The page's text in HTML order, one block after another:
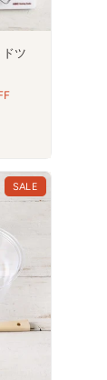
ツ
SALE